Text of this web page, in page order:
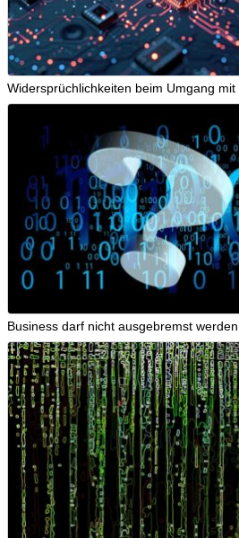
Widersprüchlichkeiten beim Umgang
Business darf nicht ausgebremst werden